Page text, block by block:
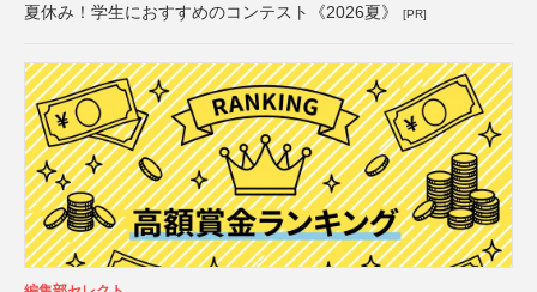
夏休み！学生におすすめのコンテスト《2026夏》 [PR]